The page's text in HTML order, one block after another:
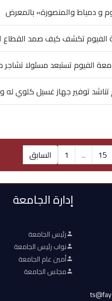
و دمياط والمنصورة» بالمعرض
الفيوم تكشف كيف صمد القطاع
الفيوم تستبعد مسئولا تشاجر
توفير جهاز غسيل كلوي له
السابق 1 ... 15
إدارة الجامعة
رئيس الجامعة
نواب رئيس الجامعة
أمين عام الجامعة
مجلس الجامعة